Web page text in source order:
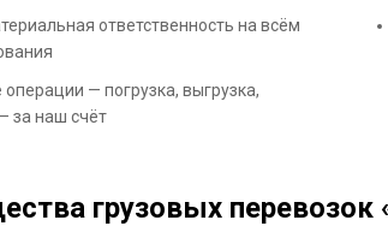
ответственность на всём
— погрузка, выгрузка,
за наш счёт
грузовых перевозок